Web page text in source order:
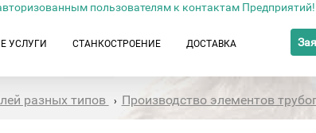
пользователям к контактам Предприятий!
УСЛУГИ СТАНКОСТРОЕНИЕ ДОСТАВКА
разных типов › Производство элементов